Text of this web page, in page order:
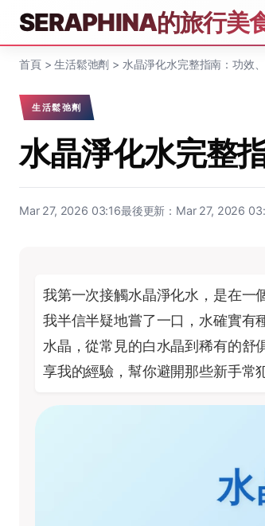
SERAPHINA的旅行美
首頁>生活鬆弛劑 > 水晶淨化水完整指南：功效
生活鬆弛劑
水晶淨化水完整
Mar 27, 2026 03:16最後更新：Mar 27, 2026
我第一次接觸水晶淨化水，是在一
我半信半疑地嘗了一口，水確實有
水晶，從常見的白水晶到稀有的舒
享我的經驗，幫你避開那些新手常